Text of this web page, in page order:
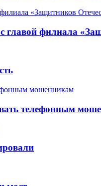
главой филиала
телефонным